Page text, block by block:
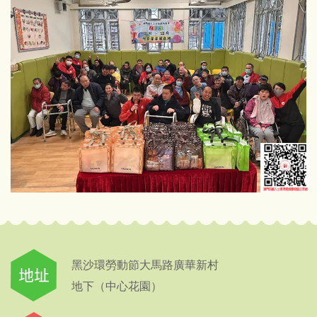
黑沙環勞動節大馬路廣華新村
地下（中心花園）